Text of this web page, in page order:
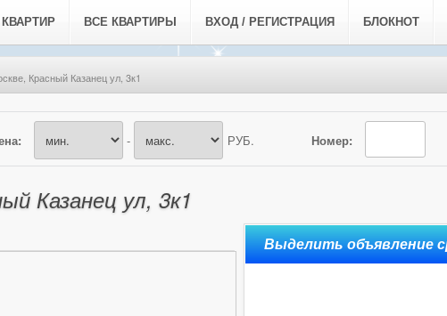
ВСЕ КВАРТИРЫ ВХОД / РЕГИСТРАЦИЯ БЛОКНОТ
Красный Казанец ул, 3к1
Номер:
- РУБ.
Казанец ул, 3к1